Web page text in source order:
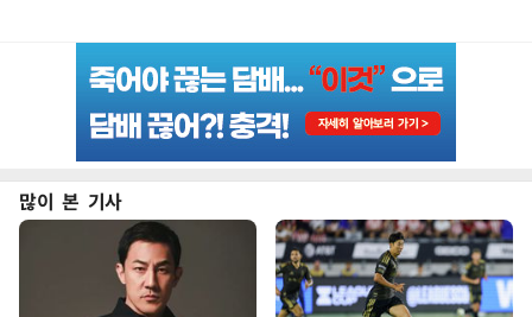
많이 본 기사